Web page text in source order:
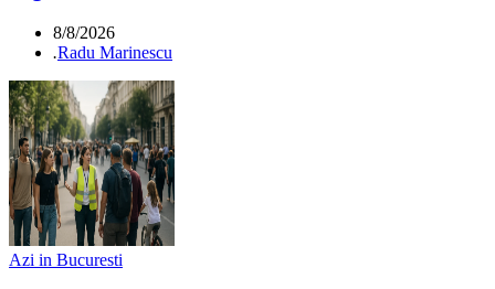
8/8/2026
.Radu Marinescu
Azi in Bucuresti